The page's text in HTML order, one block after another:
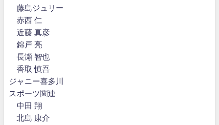
藤島ジュリー
赤西 仁
近藤 真彦
錦戸 亮
長瀬 智也
香取 慎吾
ジャニー喜多川
スポーツ関連
中田 翔
北島 康介